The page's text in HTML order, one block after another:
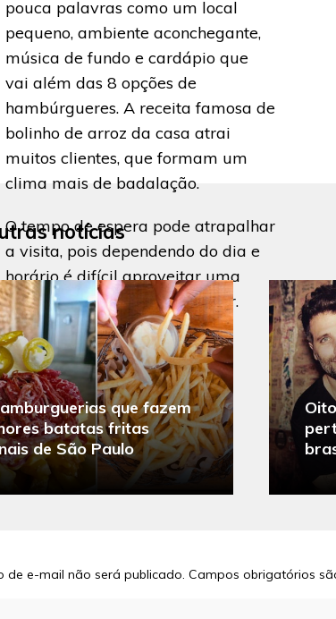
pouca palavras como um local
pequeno, ambiente aconchegante,
música de fundo e cardápio que
vai além das 8 opções de
hambúrgueres. A receita famosa de
bolinho de arroz da casa atrai
muitos clientes, que formam um
clima mais de badalação.
O tempo de espera pode atrapalhar
a visita, pois dependendo do dia e
horário é difícil aproveitar uma
refeição sem ter que aguardar.
»Conheça o Ritz
notícias
que fazem
batatas fritas
de São Paulo
de e-mail não será publicado. Campos obrigatórios